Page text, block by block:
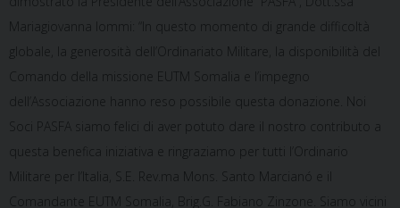
Mariagiovanna Iommi: “In questo momento di grande difficoltà
globale, la generosità dell’Ordinariato Militare, la disponibilità del
Comando della missione EUTM Somalia e l’impegno
dell’Associazione hanno reso possibile questa donazione. Noi
Soci PASFA siamo felici di aver potuto dare il nostro contributo a
questa benefica iniziativa e ringraziamo per tutti l’Ordinario
Militare per l’Italia, S.E. Rev.ma Mons. Santo Marcianó e il
Comandante EUTM Somalia, Brig.G. Fabiano Zinzone. Siamo vicini